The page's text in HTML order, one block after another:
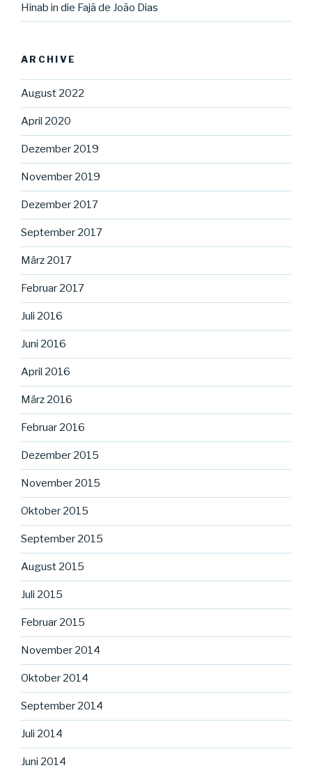
Hinab in die Fajã de João Dias
ARCHIVE
August 2022
April 2020
Dezember 2019
November 2019
Dezember 2017
September 2017
März 2017
Februar 2017
Juli 2016
Juni 2016
April 2016
März 2016
Februar 2016
Dezember 2015
November 2015
Oktober 2015
September 2015
August 2015
Juli 2015
Februar 2015
November 2014
Oktober 2014
September 2014
Juli 2014
Juni 2014